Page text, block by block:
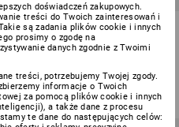
S7 Buty bezpieczne e.s. Cebus
mid
od 608,73 zł
(z VAT) od 10 pary
doświadczeń zakupowych.
treści do Twoich zainteresowań i
są zadania plików cookie i innych
prosimy o zgodę na
danych zgodnie z Twoimi
treści, potrzebujemy Twojej zgody.
informacje o Twoich
za pomocą plików cookie i innych
a także dane z procesu
te dane do następujących celów: